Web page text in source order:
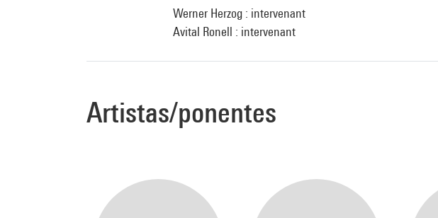
Werner Herzog : intervenant
Avital Ronell : intervenant
Artistas/ponentes